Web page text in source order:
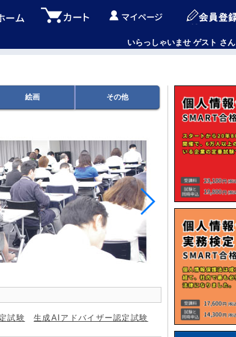
いらっしゃいませ ゲスト さん
絵画 その他
試験
生成AIアドバイザー認定試験